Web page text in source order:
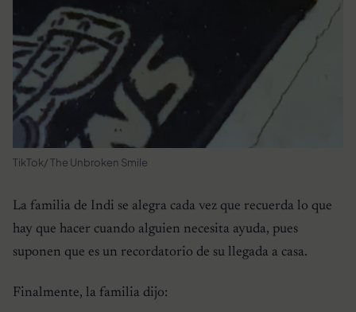
TikTok/ The Unbroken Smile
La familia de Indi se alegra cada vez que recuerda lo que
hay que hacer cuando alguien necesita ayuda, pues
suponen que es un recordatorio de su llegada a casa.
Finalmente, la familia dijo: